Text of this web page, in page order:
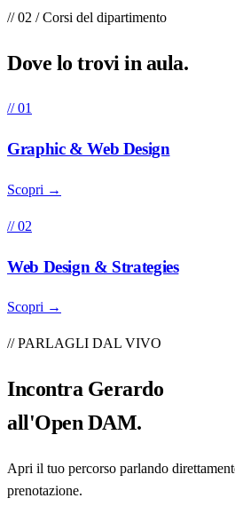
// 02 / Corsi del dipartimento
Dove lo trovi in aula.
// 01
Graphic & Web Design
Scopri →
// 02
Web Design & Strategies
Scopri →
// PARLAGLI DAL VIVO
Incontra Gerardo
all'Open DAM.
Apri il tuo percorso parlando
prenotazione.